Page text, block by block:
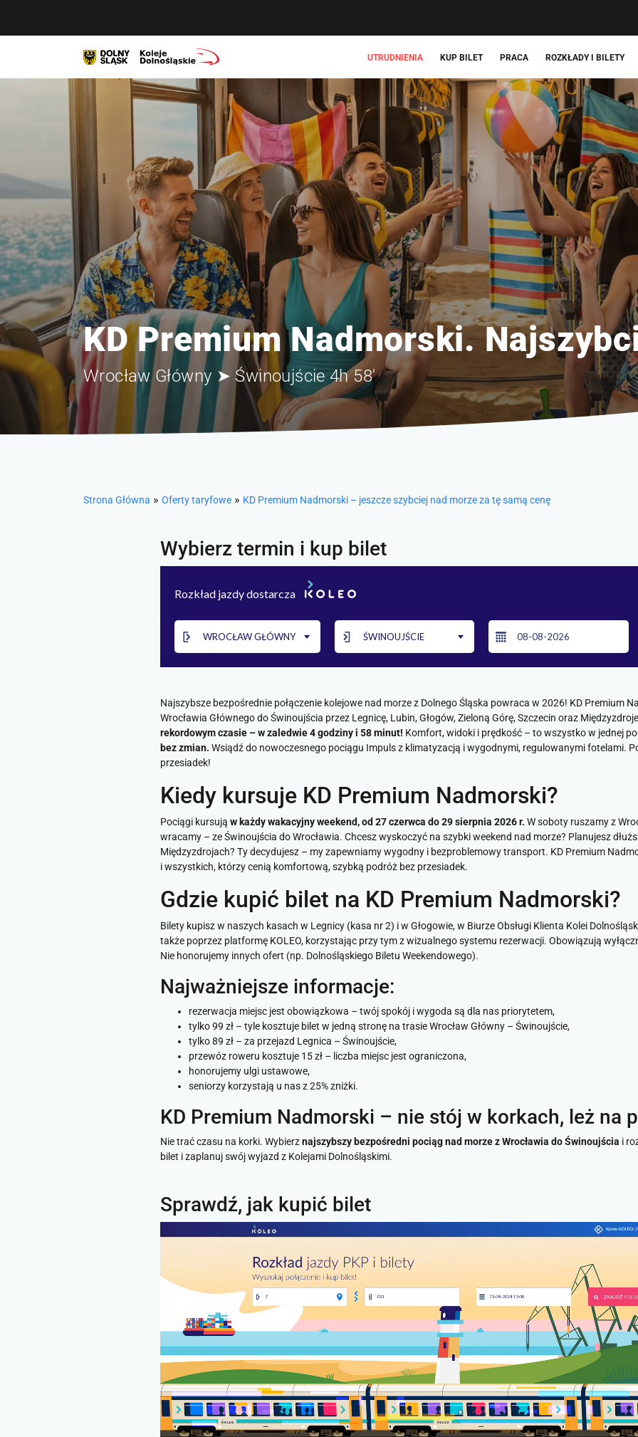
UTRUDNIENIA KUP BILET PRACA ROZKŁADY I BILETY
KD Premium Nadmorski.
Wrocław Główny ➤ Świnoujście 4h 58'
Strona Główna » Oferty taryfowe » KD Premium Nadmorski – jeszcze szybciej nad morze za tę samą cenę
Wybierz termin i kup bilet
Rozkład jazdy dostarcza
WROCŁAW GŁÓWNY ŚWINOUJŚCIE
Najszybsze bezpośrednie połączenie kolejowe nad morze z Dolnego Śląska powraca w 2026! KD Premium
Wrocławia Głównego do Świnoujścia przez Legnicę, Lubin, Głogów, Zieloną Górę, Szczecin oraz
rekordowym czasie – w zaledwie 4 godziny i 58 minut! Komfort, widoki i prędkość – to wszystko w jednej
bez zmian. Wsiądź do nowoczesnego pociągu Impuls z klimatyzacją i wygodnymi, regulowanymi fotelami.
przesiadek!
Kiedy kursuje KD Premium Nadmorski?
Pociągi kursują w każdy wakacyjny weekend, od 27 czerwca do 29 sierpnia 2026 r. W soboty ruszamy z
wracamy – ze Świnoujścia do Wrocławia. Chcesz wyskoczyć na szybki weekend nad morze? Planujesz
Międzyzdrojach? Ty decydujesz – my zapewniamy wygodny i bezproblemowy transport. KD Premium
i wszystkich, którzy cenią komfortową, szybką podróż bez przesiadek.
Gdzie kupić bilet na KD Premium Nadmorski?
Bilety kupisz w naszych kasach w Legnicy (kasa nr 2) i w Głogowie, w Biurze Obsługi Klienta Kolei
także poprzez platformę KOLEO, korzystając przy tym z wizualnego systemu rezerwacji. Obowiązują
Nie honorujemy innych ofert (np. Dolnośląskiego Biletu Weekendowego).
Najważniejsze informacje:
rezerwacja miejsc jest obowiązkowa – twój spokój i wygoda są dla nas priorytetem,
tylko 99 zł – tyle kosztuje bilet w jedną stronę na trasie Wrocław Główny – Świnoujście,
tylko 89 zł – za przejazd Legnica – Świnoujście,
przewóz roweru kosztuje 15 zł – liczba miejsc jest ograniczona,
honorujemy ulgi ustawowe,
seniorzy korzystają u nas z 25% zniżki.
KD Premium Nadmorski – nie stój w korkach, leż na
Nie trać czasu na korki. Wybierznajszybszy bezpośredni pociąg nad morze z Wrocławia do Świnoujścia i
bilet i zaplanuj swój wyjazd z Kolejami Dolnośląskimi.
Sprawdź, jak kupić bilet